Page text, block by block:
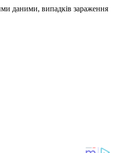
даними, випадків зараження